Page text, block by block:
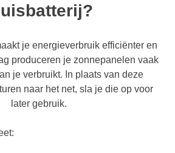
je energieverbruik efficiënter en
produceren je zonnepanelen vaak
je verbruikt. In plaats van deze
naar het net, sla je die op voor
later gebruik.